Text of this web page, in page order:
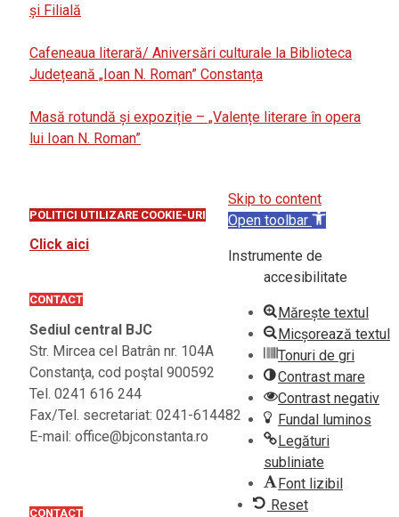
și Filială
Cafeneaua literară/ Aniversări culturale la Biblioteca
Județeană „Ioan N. Roman” Constanța
Masă rotundă și expoziție – „Valențe literare în opera
lui Ioan N. Roman”
POLITICI UTILIZARE COOKIE-URI
Click aici
CONTACT
Sediul central BJC
Str. Mircea cel Batrân nr. 104A
Constanţa, cod poştal 900592
Tel. 0241 616 244
Fax/Tel. secretariat: 0241-614482
E-mail: office@bjconstanta.ro
CONTACT
Skip to content
Open toolbar
Instrumente de
accesibilitate
Mărește textul
Micșorează textul
Tonuri de gri
Contrast mare
Contrast negativ
Fundal luminos
Legături
subliniate
Font lizibil
Reset